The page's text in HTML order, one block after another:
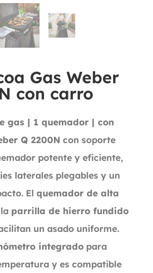
Gas Weber
con carro
gas | 1 quemador | con
Q 2200N con soporte
potente y eficiente,
laterales plegables y un
El quemador de alta
parrilla de hierro fundido
un asado uniforme.
integrado para
y es compatible